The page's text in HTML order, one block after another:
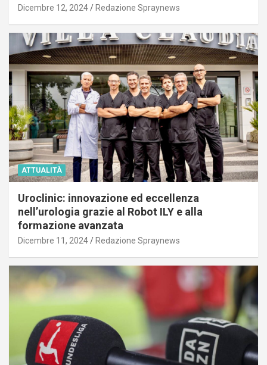
Dicembre 12, 2024 Redazione Spraynews
ATTUALITÀ
Uroclinic: innovazione ed eccellenza
nell’urologia grazie al Robot ILY e alla
formazione avanzata
Dicembre 11, 2024 Redazione Spraynews